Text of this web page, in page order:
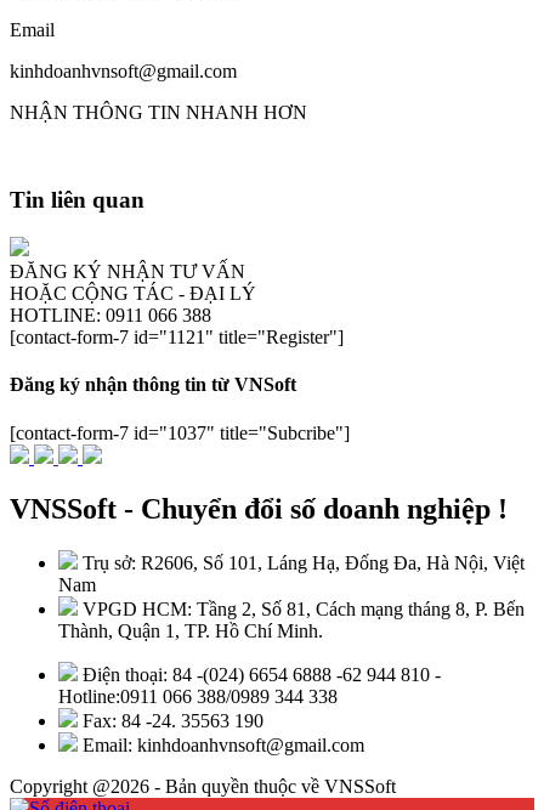
Email
kinhdoanhvnsoft@gmail.com
NHẬN THÔNG TIN NHANH HƠN
Tin liên quan
ĐĂNG KÝ NHẬN TƯ VẤN
HOẶC CỘNG TÁC - ĐẠI LÝ
HOTLINE: 0911 066 388
[contact-form-7 id="1121" title="Register"]
Đăng ký nhận thông tin từ VNSoft
[contact-form-7 id="1037" title="Subcribe"]
VNSSoft - Chuyển đổi số doanh nghiệp !
Trụ sở: R2606, Số 101, Láng Hạ, Đống Đa, Hà Nội, Việt
Nam
VPGD HCM: Tầng 2, Số 81, Cách mạng tháng 8, P. Bến
Thành, Quận 1, TP. Hồ Chí Minh.
Điện thoại: 84 -(024) 6654 6888 -62 944 810 -
Hotline:0911 066 388/0989 344 338
Fax: 84 -24. 35563 190
Email: kinhdoanhvnsoft@gmail.com
Copyright @2026 - Bản quyền thuộc về VNSSoft